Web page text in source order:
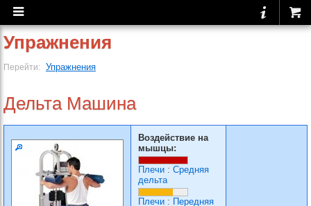
Упражнения
Перейти: Упражнения
Дельта Машина
Воздействие на
мышцы:
Плечи : Средняя
дельта
Плечи : Передняя